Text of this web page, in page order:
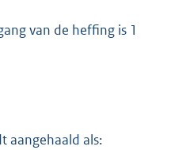
van de heffing is 1
aangehaald als: